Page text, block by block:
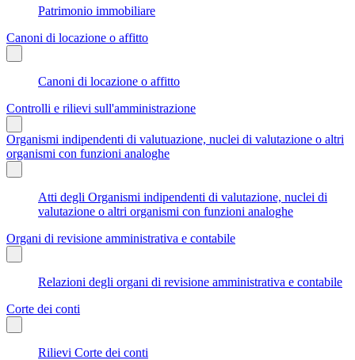
Patrimonio immobiliare
Canoni di locazione o affitto
Canoni di locazione o affitto
Controlli e rilievi sull'amministrazione
Organismi indipendenti di valutuazione, nuclei di valutazione o altri
organismi con funzioni analoghe
Atti degli Organismi indipendenti di valutazione, nuclei di
valutazione o altri organismi con funzioni analoghe
Organi di revisione amministrativa e contabile
Relazioni degli organi di revisione amministrativa e contabile
Corte dei conti
Rilievi Corte dei conti